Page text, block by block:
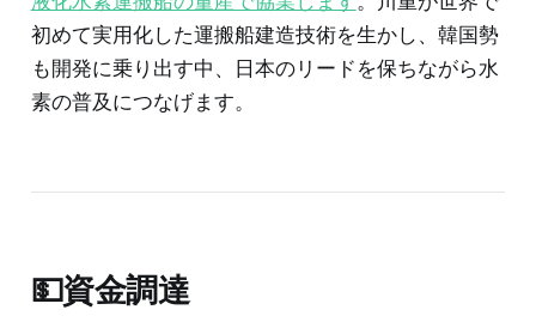
初めて実用化した運搬船建造技術を生かし、韓国勢
も開発に乗り出す中、日本のリードを保ちながら水
素の普及につなげます。
💵資金調達